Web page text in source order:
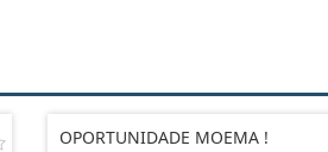
OPORTUNIDADE MOEMA !